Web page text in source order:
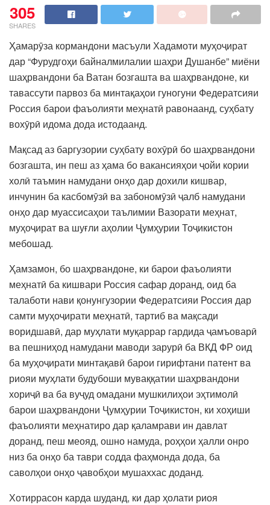
305
SHARES
Ҳамарӯза кормандони масъули Хадамоти муҳоҷират
дар “Фурудгоҳи байналмилалии шаҳри Душанбе” миёни
шаҳрвандони ба Ватан бозгашта ва шаҳрвандоне, ки
тавассути парвоз ба минтақаҳои гуногуни Федератсияи
Россия барои фаъолияти меҳнатӣ равонаанд, суҳбату
вохӯрӣ идома дода истодаанд.
Мақсад аз баргузории суҳбату вохӯрӣ бо шаҳрвандони
бозгашта, ин пеш аз ҳама бо вакансияҳои ҷойи кории
холӣ таъмин намудани онҳо дар дохили кишвар,
инчунин ба касбомӯзӣ ва забономӯзӣ ҷалб намудани
онҳо дар муассисаҳои таълимии Вазорати меҳнат,
муҳоҷират ва шуғли аҳолии Ҷумҳурии Тоҷикистон
мебошад.
Ҳамзамон, бо шаҳрвандоне, ки барои фаъолияти
меҳнатӣ ба кишвари Россия сафар доранд, оид ба
талаботи нави қонунгузории Федератсияи Россия дар
самти муҳоҷирати меҳнатӣ, тартиб ва мақсади
воридшавӣ, дар муҳлати муқаррар гардида ҷамъоварӣ
ва пешниҳод намудани маводи зарурӣ ба ВКД ФР оид
ба муҳоҷирати минтақавӣ барои гирифтани патент ва
риояи муҳлати будубоши муваққатии шаҳрвандони
хориҷӣ ва ба вуҷуд омадани мушкилиҳои эҳтимолӣ
барои шаҳрвандони Ҷумҳурии Тоҷикистон, ки хоҳиши
фаъолияти меҳнатиро дар қаламрави ин давлат
доранд, пеш меояд, ошно намуда, роҳҳои ҳалли онро
низ ба онҳо ба таври содда фаҳмонда дода, ба
саволҳои онҳо ҷавобҳои мушаххас доданд.
Хотиррасон карда шуданд, ки дар ҳолати риоя